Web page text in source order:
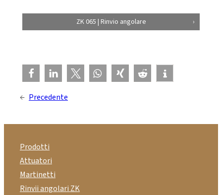
ZK 065 | Rinvio angolare
← Precedente
Prodotti
Attuatori
Martinetti
Rinvii angolari ZK